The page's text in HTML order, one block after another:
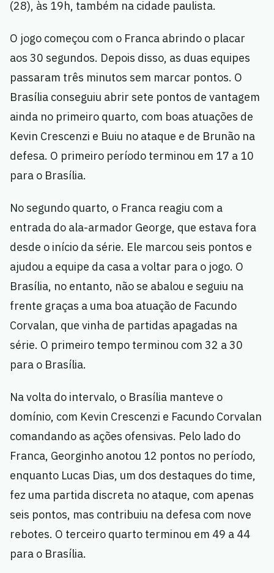
(28), às 19h, também na cidade paulista.
O jogo começou com o Franca abrindo o placar
aos 30 segundos. Depois disso, as duas equipes
passaram três minutos sem marcar pontos. O
Brasília conseguiu abrir sete pontos de vantagem
ainda no primeiro quarto, com boas atuações de
Kevin Crescenzi e Buiu no ataque e de Brunão na
defesa. O primeiro período terminou em 17 a 10
para o Brasília.
No segundo quarto, o Franca reagiu com a
entrada do ala-armador George, que estava fora
desde o início da série. Ele marcou seis pontos e
ajudou a equipe da casa a voltar para o jogo. O
Brasília, no entanto, não se abalou e seguiu na
frente graças a uma boa atuação de Facundo
Corvalan, que vinha de partidas apagadas na
série. O primeiro tempo terminou com 32 a 30
para o Brasília.
Na volta do intervalo, o Brasília manteve o
domínio, com Kevin Crescenzi e Facundo Corvalan
comandando as ações ofensivas. Pelo lado do
Franca, Georginho anotou 12 pontos no período,
enquanto Lucas Dias, um dos destaques do time,
fez uma partida discreta no ataque, com apenas
seis pontos, mas contribuiu na defesa com nove
rebotes. O terceiro quarto terminou em 49 a 44
para o Brasília.